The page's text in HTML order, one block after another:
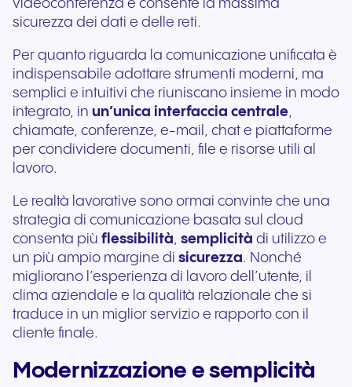
videoconferenza e consente la massima
sicurezza dei dati e delle reti.
Per quanto riguarda la comunicazione unificata è
indispensabile adottare strumenti moderni, ma
semplici e intuitivi che riuniscano insieme in modo
integrato, in un’unica interfaccia centrale,
chiamate, conferenze, e-mail, chat e piattaforme
per condividere documenti, file e risorse utili al
lavoro.
Le realtà lavorative sono ormai convinte che una
strategia di comunicazione basata sul cloud
consenta più flessibilità, semplicità di utilizzo e
un più ampio margine di sicurezza. Nonché
migliorano l’esperienza di lavoro dell’utente, il
clima aziendale e la qualità relazionale che si
traduce in un miglior servizio e rapporto con il
cliente finale.
Modernizzazione e semplicità